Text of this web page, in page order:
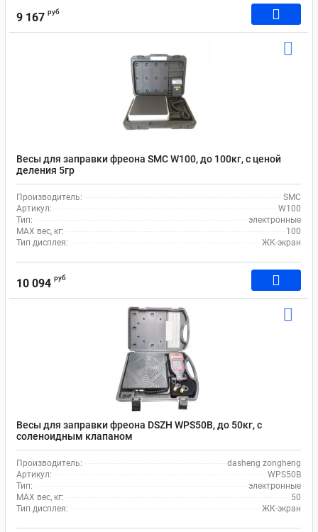
9 167 руб
Весы для заправки фреона SMC W100, до 100кг, с ценой
деления 5гр
Производитель:
SMC
Артикул:
W100
Тип:
электронные
MAX вес, кг:
100
Тип дисплея:
ЖК-экран
10 094 руб
Весы для заправки фреона DSZH WPS50B, до 50кг, с
соленоидным клапаном
Производитель:
dasheng zongheng
Артикул:
WPS50B
Тип:
электронные
MAX вес, кг:
50
Тип дисплея:
ЖК-экран